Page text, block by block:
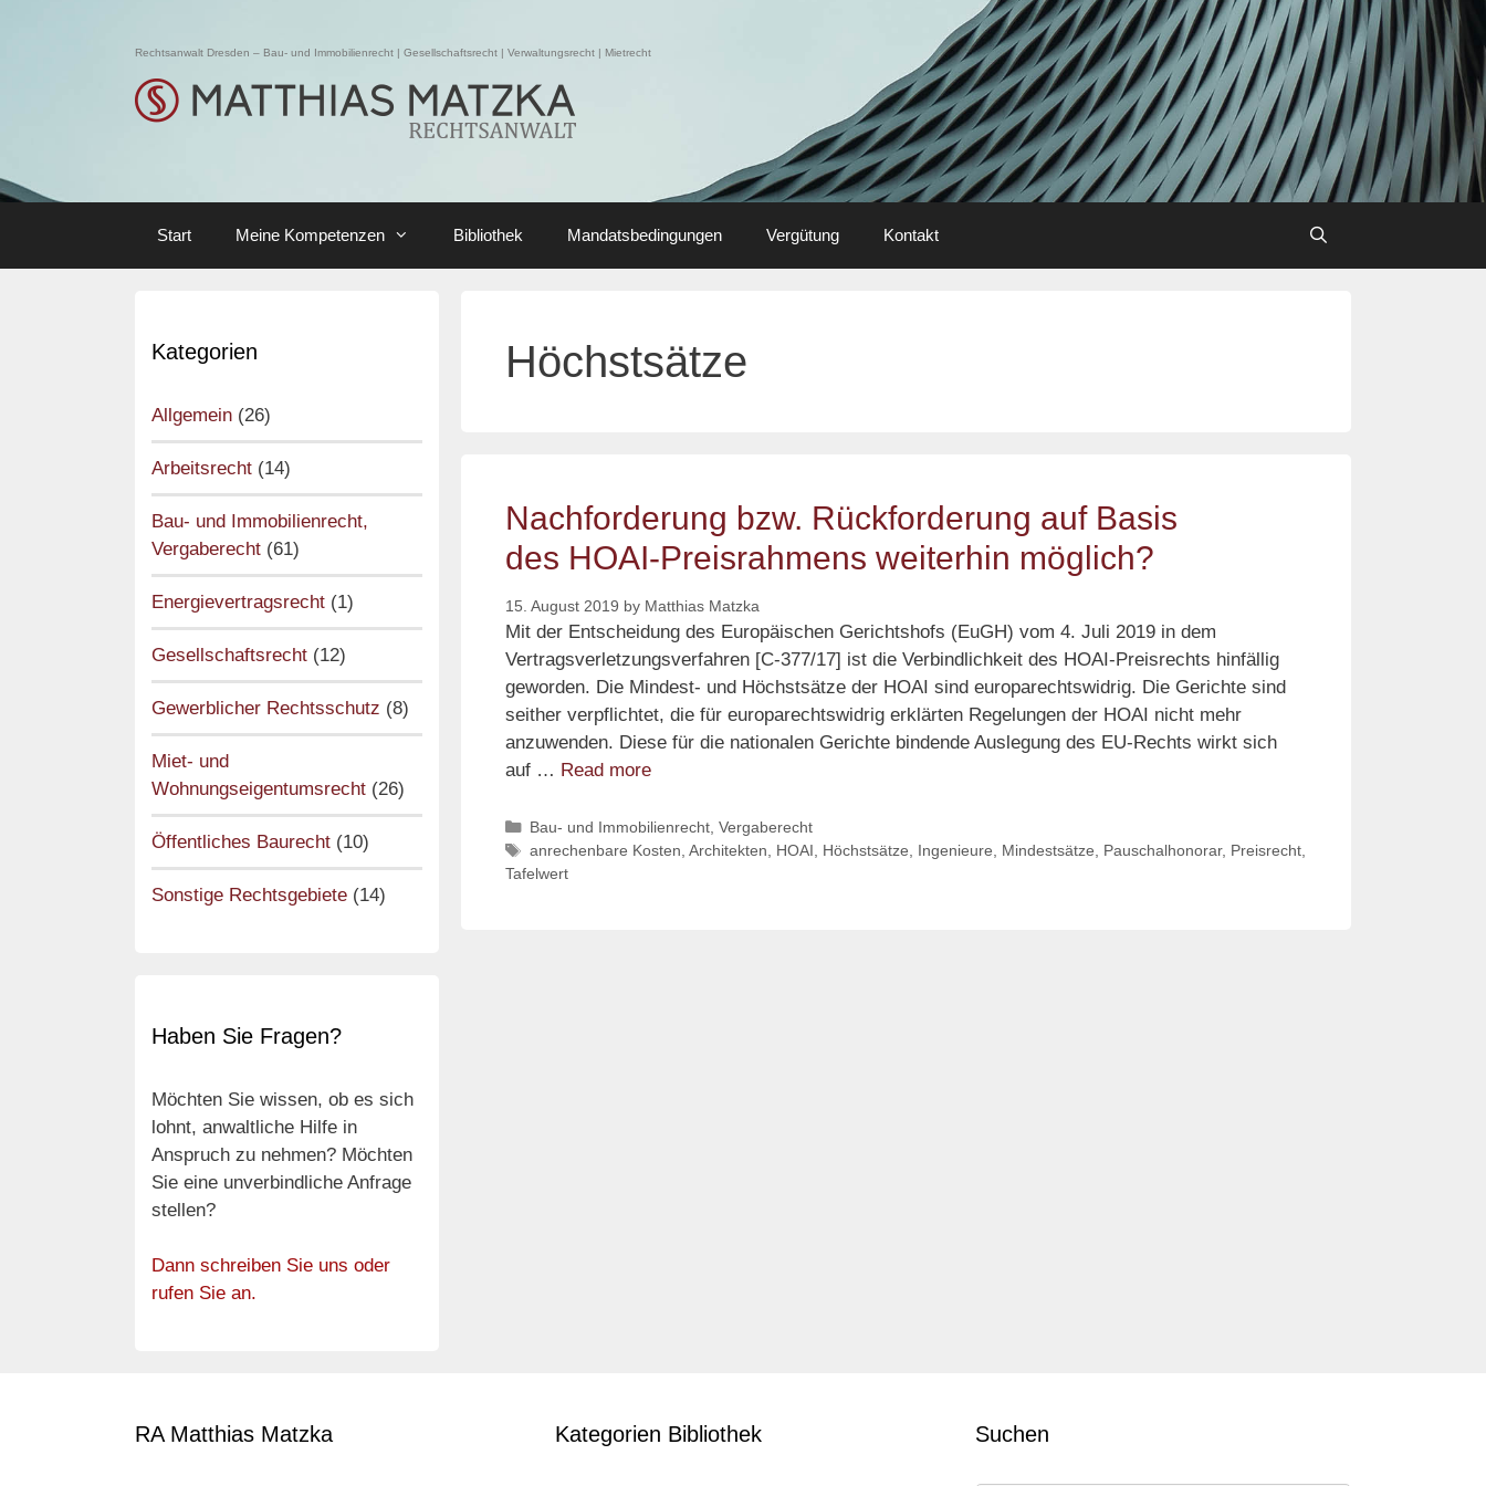
Rechtsanwalt Dresden – Bau- und Immobilienrecht | Gesellschaftsrecht | Verwaltungsrecht | Mietrecht
Start Meine Kompetenzen Bibliothek Mandatsbedingungen Vergütung Kontakt
Höchstsätze
Nachforderung bzw. Rückforderung auf Basis
des HOAI-Preisrahmens weiterhin möglich?
15. August 2019 by Matthias Matzka
Mit der Entscheidung des Europäischen Gerichtshofs (EuGH) vom 4. Juli 2019 in dem
Vertragsverletzungsverfahren [C-377/17] ist die Verbindlichkeit des HOAI-Preisrechts hinfällig
geworden. Die Mindest- und Höchstsätze der HOAI sind europarechtswidrig. Die Gerichte sind
seither verpflichtet, die für europarechtswidrig erklärten Regelungen der HOAI nicht mehr
anzuwenden. Diese für die nationalen Gerichte bindende Auslegung des EU-Rechts wirkt sich
auf … Read moreNachforderung
Rückforderung
auf
Categories
Bau- und Immobilienrecht, Vergaberecht
Tags
anrechenbare Kosten Architekten HOAI Höchstsätze Ingenieure Mindestsätze Pauschalhonorar, Preisrecht,
Tafelwert
Kategorien
Allgemein (26)
Arbeitsrecht (14)
Bau- und Immobilienrecht,
Vergaberecht (61)
Energievertragsrecht (1)
Gesellschaftsrecht (12)
Gewerblicher Rechtsschutz (8)
Miet- und
Wohnungseigentumsrecht (26)
Öffentliches Baurecht (10)
Sonstige Rechtsgebiete (14)
Haben Sie Fragen?
Möchten Sie wissen, ob es sich
lohnt, anwaltliche Hilfe in
Anspruch zu nehmen? Möchten
Sie eine unverbindliche Anfrage
stellen?
Dann schreiben Sie uns oder
rufen Sie an.
RA Matthias Matzka Kategorien Bibliothek Suchen